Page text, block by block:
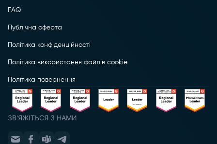
FAQ
Публічна оферта
Політика конфіденційності
Політика використання файлів cookie
Політика повернення
ЗВ'ЯЖІТЬСЯ З НАМИ